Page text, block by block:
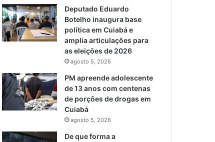
Deputado Eduardo
Botelho inaugura base
política em Cuiabá e
amplia articulações para
as eleições de 2026
agosto 5, 2026
PM apreende adolescente
de 13 anos com centenas
de porções de drogas em
Cuiabá
agosto 5, 2026
De que forma a